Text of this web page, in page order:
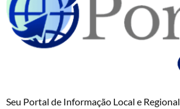
Seu Portal de Informação Local e Regional